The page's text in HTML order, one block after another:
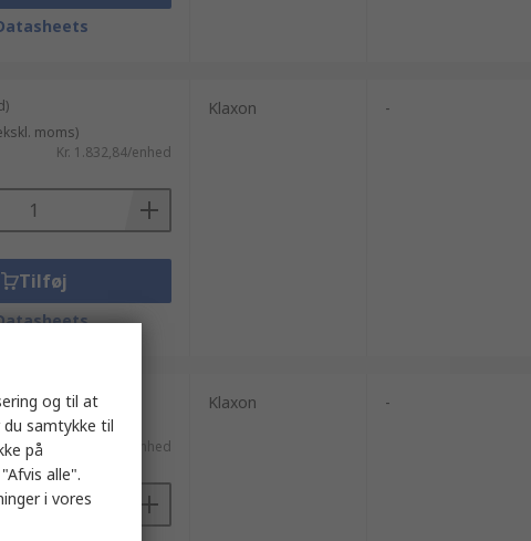
moms)
Kr. 1.832,84/enhed
Tilføj
Klaxon -
moms)
Kr. 5.642,95/enhed
Klaxon -
og til at
du samtykke til
på
alle".
i vores